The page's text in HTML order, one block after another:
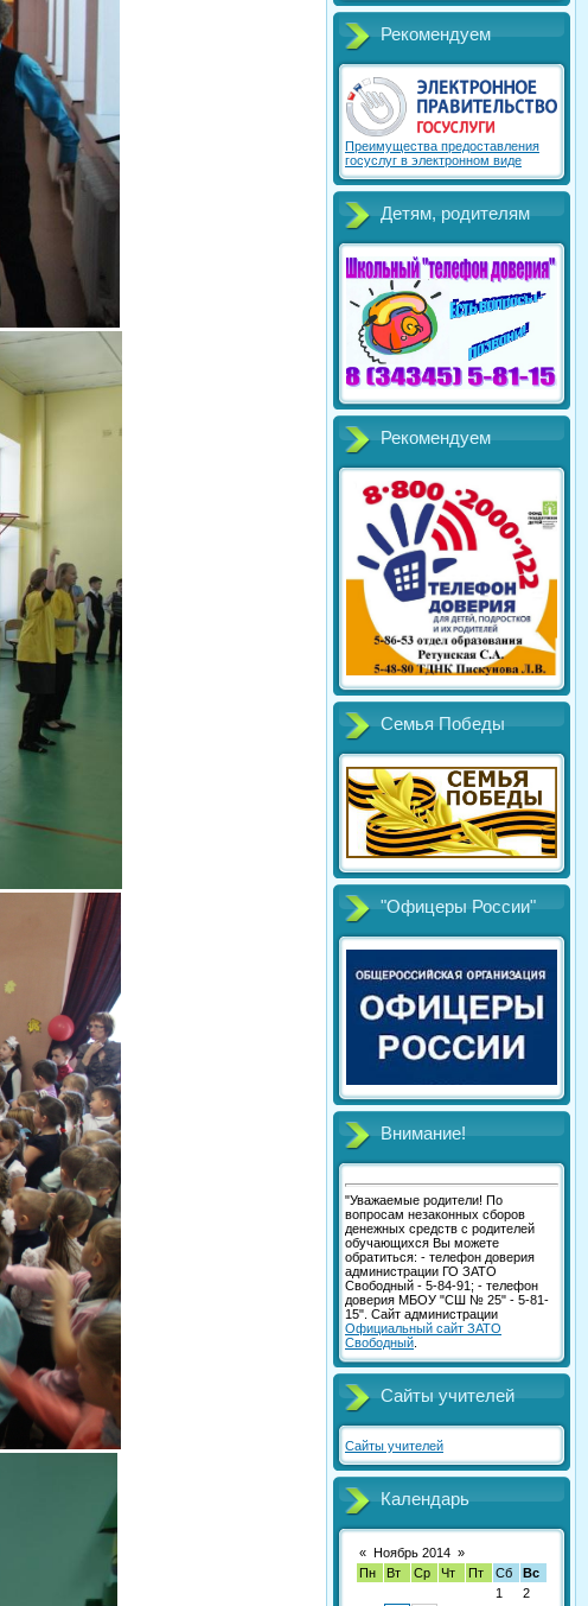
Рекомендуем
Преимущества предоставления
госуслуг в электронном виде
Детям, родителям
Рекомендуем
Семья Победы
"Офицеры России"
Внимание!
"Уважаемые родители! По
вопросам незаконных сборов
денежных средств с родителей
обучающихся Вы можете
обратиться: - телефон доверия
администрации ГО ЗАТО
Свободный - 5-84-91; - телефон
доверия МБОУ "СШ № 25" - 5-81-
15". Сайт администрации
Официальный сайт ЗАТО
Свободный
Сайты учителей
Сайты учителей
Календарь
« Ноябрь 2014 »
Пн
Вт Ср Чт Пт Сб
Вс
1
2